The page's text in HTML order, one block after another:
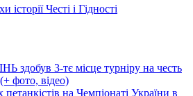
Честі і Гідності
здобув 3-тє місце турніру на честь
фото, відео)
петанкістів на Чемпіонаті України в